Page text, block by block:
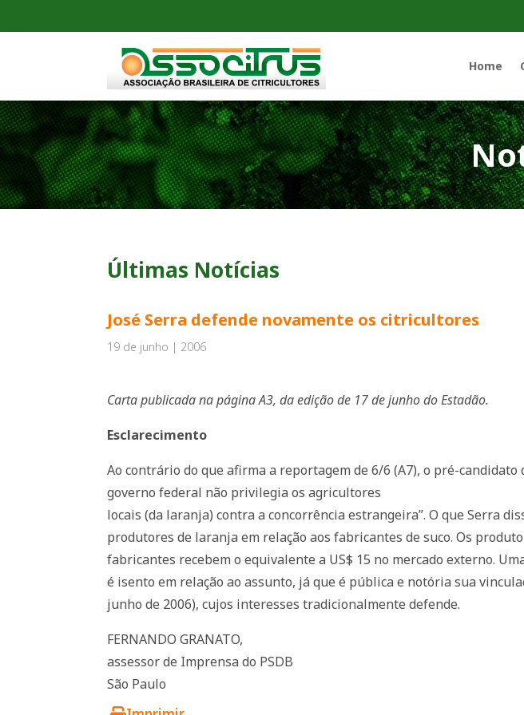
Home
Últimas Notícias
José Serra defende novamente os citricultores
19 de junho | 2006
Carta publicada na página A3, da edição de 17 de junho do Estadão.
Esclarecimento
Ao contrário do que afirma a reportagem de 6/6 (A7), o pré-candidato
governo federal não privilegia os agricultores
locais (da laranja) contra a concorrência estrangeira”. O que Serra
produtores de laranja em relação aos fabricantes de suco. Os
fabricantes recebem o equivalente a US$ 15 no mercado externo.
é isento em relação ao assunto, já que é pública e notória sua
junho de 2006), cujos interesses tradicionalmente defende.
FERNANDO GRANATO,
assessor de Imprensa do PSDB
São Paulo